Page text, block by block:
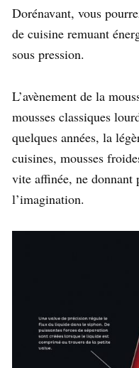
Dorénavant, vous
de cuisine remuant
sous pression.
L’avènement de la
mousses classiques
quelques années, la
cuisines, mousses
vite affinée, ne donnant
l’imagination.